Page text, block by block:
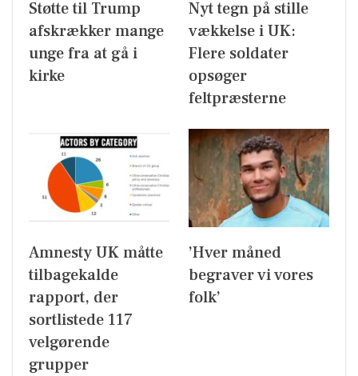
Støtte til Trump
afskrækker mange
unge fra at gå i
kirke
Nyt tegn på stille
vækkelse i UK:
Flere soldater
opsøger
feltpræsterne
Amnesty UK måtte
tilbagekalde
rapport, der
sortlistede 117
velgørende
grupper
’Hver måned
begraver vi vores
folk’